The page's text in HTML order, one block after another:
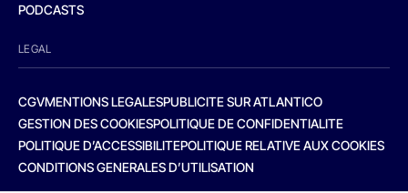
PODCASTS
LEGAL
CGVMENTIONS LEGALESPUBLICITE SUR ATLANTICO
GESTION DES COOKIESPOLITIQUE DE CONFIDENTIALITE
POLITIQUE D’ACCESSIBILITEPOLITIQUE RELATIVE AUX COOKIES
CONDITIONS GENERALES D’UTILISATION